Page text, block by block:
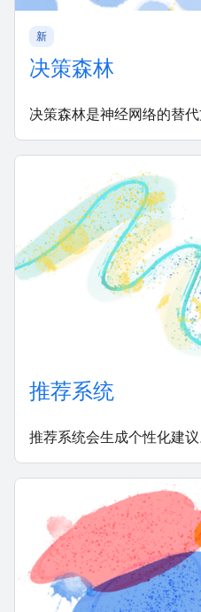
新
决策森林
决策森林是神经网络的替代
推荐系统
推荐系统会生成个性化建议